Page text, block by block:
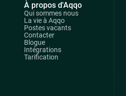
À propos d'Aqqo
Qui sommes nous
La vie à Aqqo
Postes vacants
Contacter
Blogue
Intégrations
Tarification